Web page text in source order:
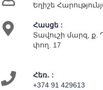
Եղիշե
Հասցե :
Տավուշի մարզ, ք.
փող. 17
Հեռ․ :
+374 91 429613